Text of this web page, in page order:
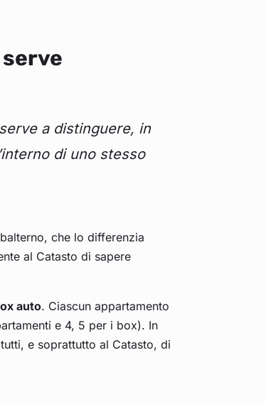
a distinguere, in
di uno stesso
che lo differenzia
al Catasto di sapere
auto. Ciascun appartamento
e 4, 5 per i box). In
e soprattutto al Catasto, di